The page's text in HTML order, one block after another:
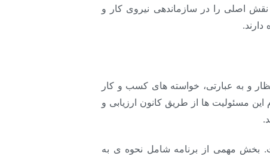
اصلی را در سازماندهی نیروی کار و
و به عبارتی، خواسته های کسب و کار
این مسئولیت ها از طریق کانون ارزیابی و
بخش مهمی از برنامه شامل نحوه ی به